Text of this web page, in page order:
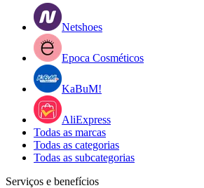
Netshoes
Epoca Cosméticos
KaBuM!
AliExpress
Todas as marcas
Todas as categorias
Todas as subcategorias
Serviços e benefícios